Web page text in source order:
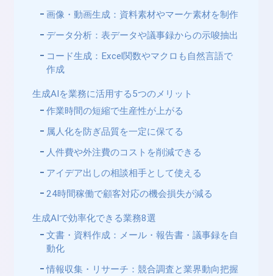
画像・動画生成：資料素材やマーケ素材を制作
データ分析：表データや議事録からの示唆抽出
コード生成：Excel関数やマクロも自然言語で
作成
生成AIを業務に活用する5つのメリット
作業時間の短縮で生産性が上がる
属人化を防ぎ品質を一定に保てる
人件費や外注費のコストを削減できる
アイデア出しの相談相手として使える
24時間稼働で顧客対応の機会損失が減る
生成AIで効率化できる業務8選
文書・資料作成：メール・報告書・議事録を自
動化
情報収集・リサーチ：競合調査と業界動向把握